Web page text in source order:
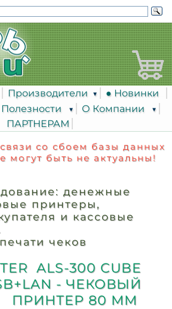
Производители
● Новинки
Полезности
О Компании
ПАРТНЕРАМ
со сбоем базы данных
могут быть не актуальны!
денежные
принтеры,
и кассовые
чеков
ALS-300 CUBE
- ЧЕКОВЫЙ
ПРИНТЕР 80 ММ